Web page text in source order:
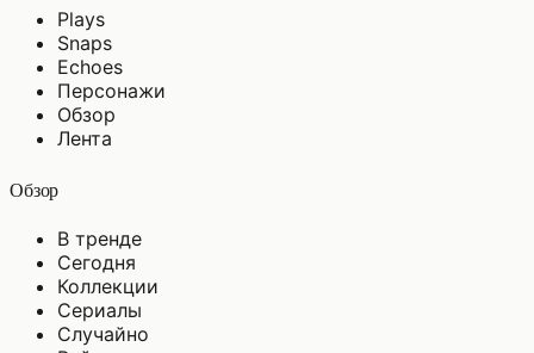
Plays
Snaps
Echoes
Персонажи
Обзор
Лента
Обзор
В тренде
Сегодня
Коллекции
Сериалы
Случайно